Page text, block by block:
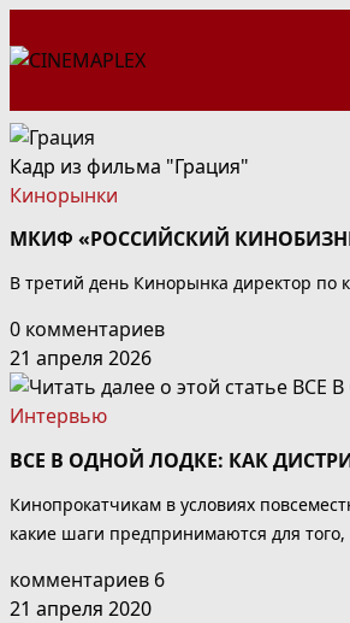
к
Кадр из фильма "Грация"
Кинорынки
МКИФ «РОССИЙСКИЙ
В третий день Кинорынка директор
0 комментариев
21 апреля 2026
Интервью
ВСЕ В ОДНОЙ ЛОДКЕ: КАК
Кинопрокатчикам в условиях
какие шаги предпринимаются для
комментариев 6
21 апреля 2020